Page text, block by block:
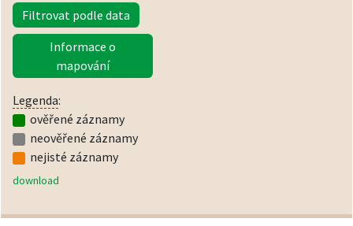
Filtrovat podle data
Informace o
mapování
Legenda:
ověřené záznamy
neověřené záznamy
nejisté záznamy
download